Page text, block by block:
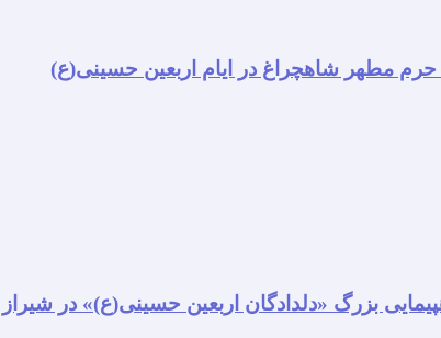
حرم مطهر شاهچراغ در ایام اربعین حسینی(ع)
بزرگ «دلدادگان اربعین حسینی(ع)» در شیراز